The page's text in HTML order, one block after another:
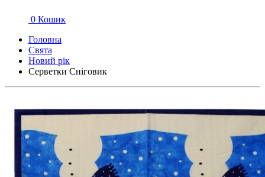
0 Кошик
Головна
Свята
Новий рік
Серветки Сніговик